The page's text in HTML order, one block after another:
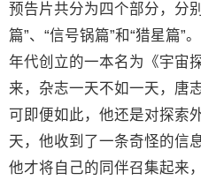
预告片共分为四个部分，分
篇”、“信号锅篇”和“猎星篇”
年代创立的一本名为《宇宙
来，杂志一天不如一天，唐
可即便如此，他还是对探索
天，他收到了一条奇怪的信
他才将自己的同伴召集起来